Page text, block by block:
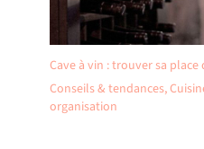
Cave à vin : trouver sa
Conseils & tendances,
organisation